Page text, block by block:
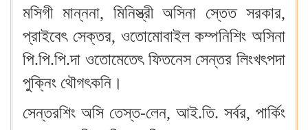
মসিগী মান্ননা, মিনিস্ত্রী অসিনা স্তেত সরকার,
প্রাইবেৎ সেক্তর, ওতোমোবাইল কম্পনিশিং অসিনা
পি.পি.পি.দা ওতোমেতেৎ ফিতনেস সেন্তর লিংখৎপদা
পুক্নিং থৌগৎকনি।
সেন্তরশিং অসি তেস্ত-লেন, আই.তি. সর্বর, পার্কিং